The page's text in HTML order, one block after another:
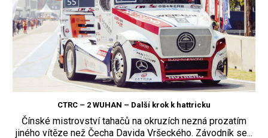
CTRC – 2 WUHAN – Další krok k hattricku
Čínské mistrovství tahačů na okruzích nezná prozatím
jiného vítěze než Čecha Davida Vršeckého. Závodník se...